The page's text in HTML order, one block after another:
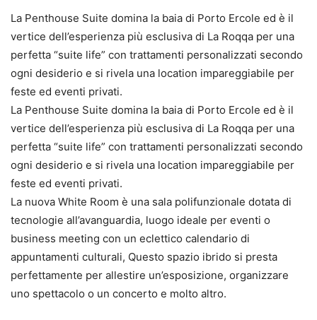
La Penthouse Suite domina la baia di Porto Ercole ed è il
vertice dell’esperienza più esclusiva di La Roqqa per una
perfetta “suite life” con trattamenti personalizzati secondo
ogni desiderio e si rivela una location impareggiabile per
feste ed eventi privati.
La Penthouse Suite domina la baia di Porto Ercole ed è il
vertice dell’esperienza più esclusiva di La Roqqa per una
perfetta “suite life” con trattamenti personalizzati secondo
ogni desiderio e si rivela una location impareggiabile per
feste ed eventi privati.
La nuova White Room è una sala polifunzionale dotata di
tecnologie all’avanguardia, luogo ideale per eventi o
business meeting con un eclettico calendario di
appuntamenti culturali, Questo spazio ibrido si presta
perfettamente per allestire un’esposizione, organizzare
uno spettacolo o un concerto e molto altro.